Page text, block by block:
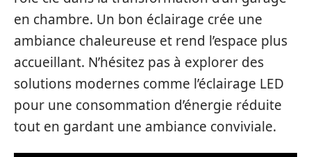
en chambre. Un bon éclairage crée une
ambiance chaleureuse et rend l’espace plus
accueillant. N’hésitez pas à explorer des
solutions modernes comme l’éclairage LED
pour une consommation d’énergie réduite
tout en gardant une ambiance conviviale.